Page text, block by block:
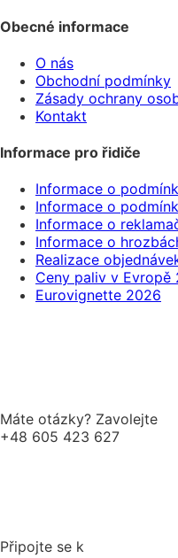
Obecné informace
O nás
Obchodní podmínky
Zásady ochrany
Kontakt
Informace pro řidiče
Informace o
Informace o
Informace o
Informace o
Realizace
Ceny paliv v Evropě
Eurovignette 2026
Máte otázky? Zavolejte
+48 605 423 627
Připojte se k